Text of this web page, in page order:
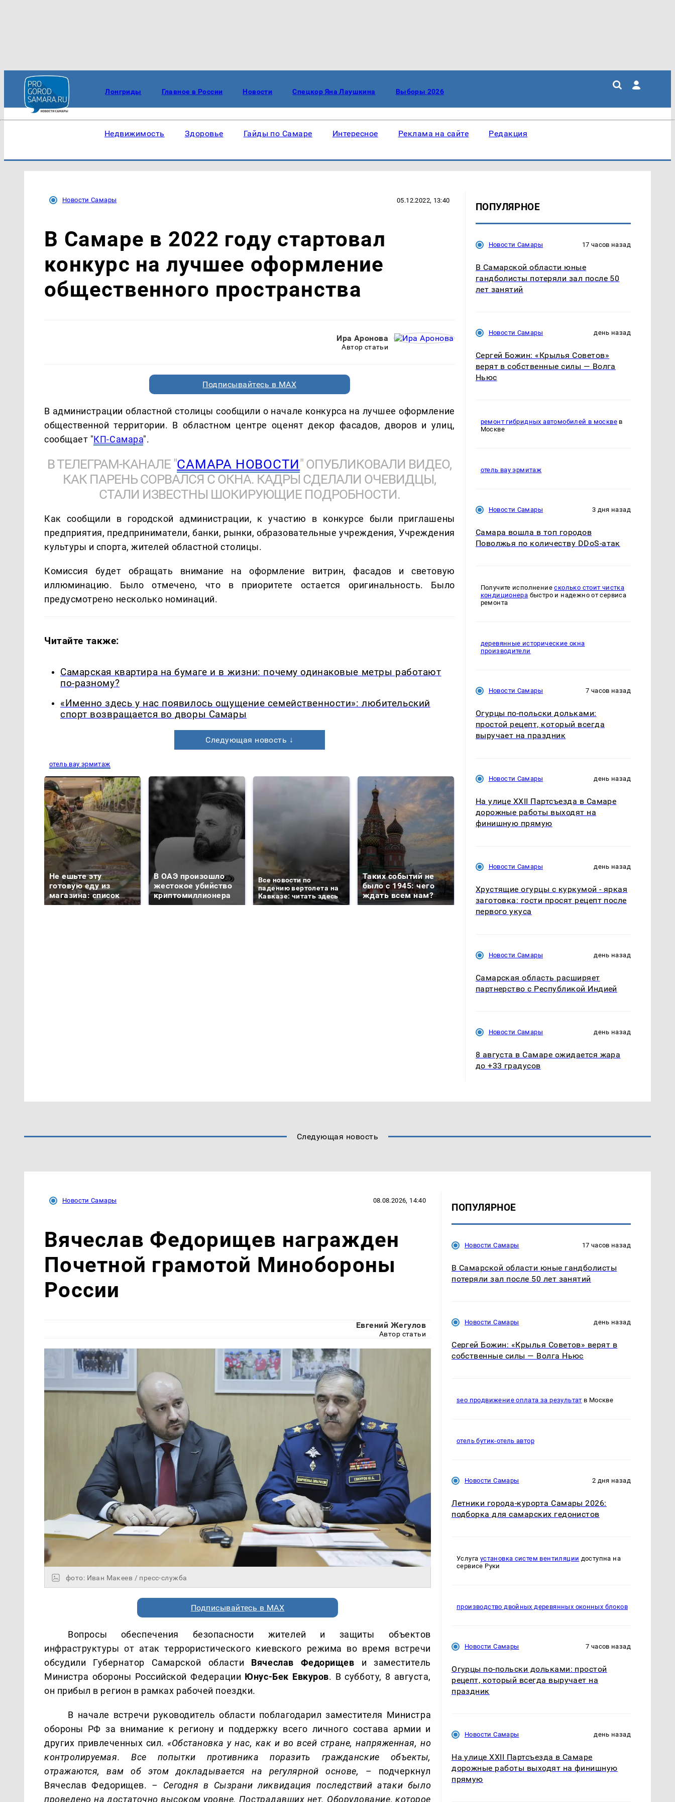
Лонгриды Главное в России Новости Спецкор Яна Лаушкина Выборы 2026
Недвижимость Здоровье Гайды по Самаре Интересное Реклама на сайте Редакция
Новости Самары 05.12.2022, 13:40
В Самаре в 2022 году стартовал
конкурс на лучшее оформление
общественного пространства
Ира Аронова
Автор статьи
Подписывайтесь в MAX
В администрации областной столицы сообщили о начале конкурса на лучшее оформление
общественной территории. В областном центре оценят декор фасадов, дворов и улиц,
сообщает "КП-Самара".
В ТЕЛЕГРАМ-КАНАЛЕ "САМАРА НОВОСТИ" ОПУБЛИКОВАЛИ ВИДЕО,
КАК ПАРЕНЬ СОРВАЛСЯ С ОКНА. КАДРЫ СДЕЛАЛИ ОЧЕВИДЦЫ,
СТАЛИ ИЗВЕСТНЫ ШОКИРУЮЩИЕ ПОДРОБНОСТИ.
Как сообщили в городской администрации, к участию в конкурсе были приглашены
предприятия, предприниматели, банки, рынки, образовательные учреждения, Учреждения
культуры и спорта, жителей областной столицы.
Комиссия будет обращать внимание на оформление витрин, фасадов и световую
иллюминацию. Было отмечено, что в приоритете остается оригинальность. Было
предусмотрено несколько номинаций.
Читайте также:
Самарская квартира на бумаге и в жизни: почему одинаковые метры работают
по-разному?
«Именно здесь у нас появилось ощущение семейственности»: любительский
спорт возвращается во дворы Самары
Следующая новость ↓
отель вау эрмитаж
Не ешьте эту
готовую еду из
магазина: список
В ОАЭ произошло
жестокое убийство
криптомиллионера
Все новости по
падению вертолета на
Кавказе: читать здесь
Таких событий не
было с 1945: чего
ждать всем нам?
ажиотаж из-за этого
продукта: что купить?
СМИ: В Химках на
машину напали и
подожгли.
ПОПУЛЯРНОЕ
Новости Самары 17 часов назад
В Самарской области юные
гандболисты потеряли зал после 50
лет занятий
Новости Самары день назад
Сергей Божин: «Крылья Советов»
верят в собственные силы — Волга
Ньюс
ремонт гибридных автомобилей в москве в
Москве
отель вау эрмитаж
Новости Самары 3 дня назад
Самара вошла в топ городов
Поволжья по количеству DDoS-атак
Получите исполнениесколько стоит чистка
кондиционера быстро и надежно от сервиса
ремонта
деревянные исторические окна
производители
Новости Самары 7 часов назад
Огурцы по‑польски дольками:
простой рецепт, который всегда
выручает на праздник
Новости Самары день назад
На улице XXII Партсъезда в Самаре
дорожные работы выходят на
финишную прямую
Новости Самары день назад
Хрустящие огурцы с куркумой - яркая
заготовка: гости просят рецепт после
первого укуса
Новости Самары день назад
Самарская область расширяет
партнерство с Республикой Индией
Новости Самары день назад
8 августа в Самаре ожидается жара
до +33 градусов
Следующая новость
Новости Самары 08.08.2026, 14:40
Вячеслав Федорищев награжден
Почетной грамотой Минобороны
России
Евгений Жегулов
Автор статьи
фото: Иван Макеев / пресс-служба
Подписывайтесь в MAX
Вопросы обеспечения безопасности жителей и защиты объектов
инфраструктуры от атак террористического киевского режима во время встречи
обсудили Губернатор Самарской области Вячеслав Федорищев и заместитель
Министра обороны Российской Федерации Юнус-Бек Евкуров. В субботу, 8 августа,
он прибыл в регион в рамках рабочей поездки.
В начале встречи руководитель области поблагодарил заместителя Министра
обороны РФ за внимание к региону и поддержку всего личного состава армии и
других привлеченных сил.«Обстановка у нас, как и во всей стране, напряженная, но
контролируемая. Все попытки противника поразить гражданские объекты,
отражаются, вам об этом докладывается на регулярной основе,
– подчеркнул
Вячеслав Федорищев. – Сегодня в Сызрани ликвидация последствий атаки было
проведено на достаточно высоком уровне. Пострадавших нет. Оборудование, которое
ПОПУЛЯРНОЕ
Новости Самары 17 часов назад
В Самарской области юные гандболисты
потеряли зал после 50 лет занятий
Новости Самары день назад
Сергей Божин: «Крылья Советов» верят в
собственные силы — Волга Ньюс
seo продвижение оплата за результат в Москве
отель бутик-отель автор
Новости Самары 2 дня назад
Летники города-курорта Самары 2026:
подборка для самарских гедонистов
Услуга установка систем вентиляции доступна на
сервисе Руки
производство двойных деревянных оконных блоков
Новости Самары 7 часов назад
Огурцы по‑польски дольками: простой
рецепт, который всегда выручает на
праздник
Новости Самары день назад
На улице XXII Партсъезда в Самаре
дорожные работы выходят на финишную
прямую